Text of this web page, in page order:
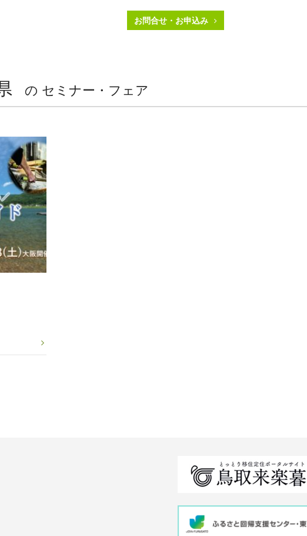
お問合せ・お申込み
の セミナー・フェア